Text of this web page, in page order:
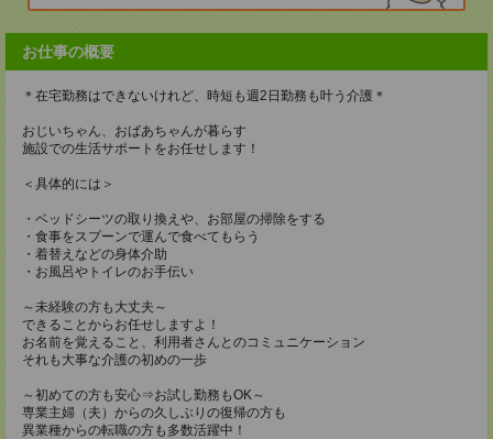
お仕事の概要
＊在宅勤務はできないけれど、時短も週2日勤務も叶う介護＊
おじいちゃん、おばあちゃんが暮らす
施設での生活サポートをお任せします！
＜具体的には＞
・ベッドシーツの取り換えや、お部屋の掃除をする
・食事をスプーンで運んで食べてもらう
・着替えなどの身体介助
・お風呂やトイレのお手伝い
～未経験の方も大丈夫～
できることからお任せしますよ！
お名前を覚えること、利用者さんとのコミュニケーション
それも大事な介護の初めの一歩
～初めての方も安心⇒お試し勤務もOK～
専業主婦（夫）からの久しぶりの復帰の方も
異業種からの転職の方も多数活躍中！